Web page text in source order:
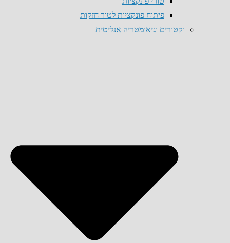
פיתוח פונקציות לטור חזקות
וקטורים וגיאומטריה אנליטית